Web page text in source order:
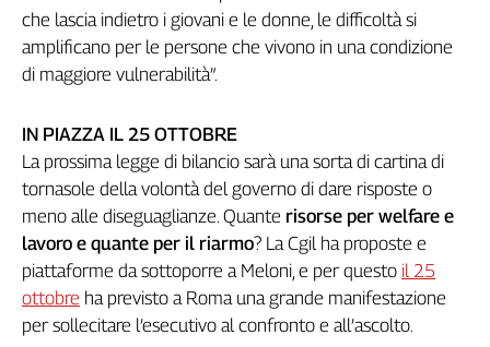
che lascia indietro i giovani e le donne, le difficoltà si
amplificano per le persone che vivono in una condizione
di maggiore vulnerabilità”.
IN PIAZZA IL 25 OTTOBRE
La prossima legge di bilancio sarà una sorta di cartina di
tornasole della volontà del governo di dare risposte o
meno alle diseguaglianze. Quante risorse per welfare e
lavoro e quante per il riarmo? La Cgil ha proposte e
piattaforme da sottoporre a Meloni, e per questo il 25
ottobre ha previsto a Roma una grande manifestazione
per sollecitare l’esecutivo al confronto e all’ascolto.